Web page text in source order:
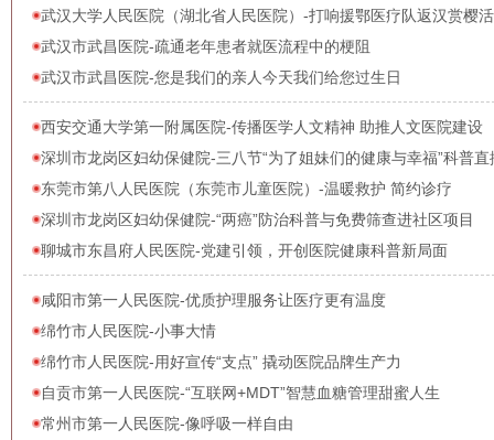
武汉大学人民医院（湖北省人民医院）-打响援鄂医疗队返汉赏樱
武汉市武昌医院-疏通老年患者就医流程中的梗阻
武汉市武昌医院-您是我们的亲人今天我们给您过生日
西安交通大学第一附属医院-传播医学人文精神 助推人文医院建设
深圳市龙岗区妇幼保健院-三八节“为了姐妹们的健康与幸福”科普直
东莞市第八人民医院（东莞市儿童医院）-温暖救护 简约诊疗
深圳市龙岗区妇幼保健院-“两癌”防治科普与免费筛查进社区项目
聊城市东昌府人民医院-党建引领，开创医院健康科普新局面
咸阳市第一人民医院-优质护理服务让医疗更有温度
绵竹市人民医院-小事大情
绵竹市人民医院-用好宣传“支点” 撬动医院品牌生产力
自贡市第一人民医院-“互联网+MDT”智慧血糖管理甜蜜人生
常州市第一人民医院-像呼吸一样自由